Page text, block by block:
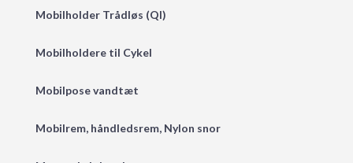
Mobilholder Trådløs (QI)
Mobilholdere til Cykel
Mobilpose vandtæt
Mobilrem, håndledsrem, Nylon snor